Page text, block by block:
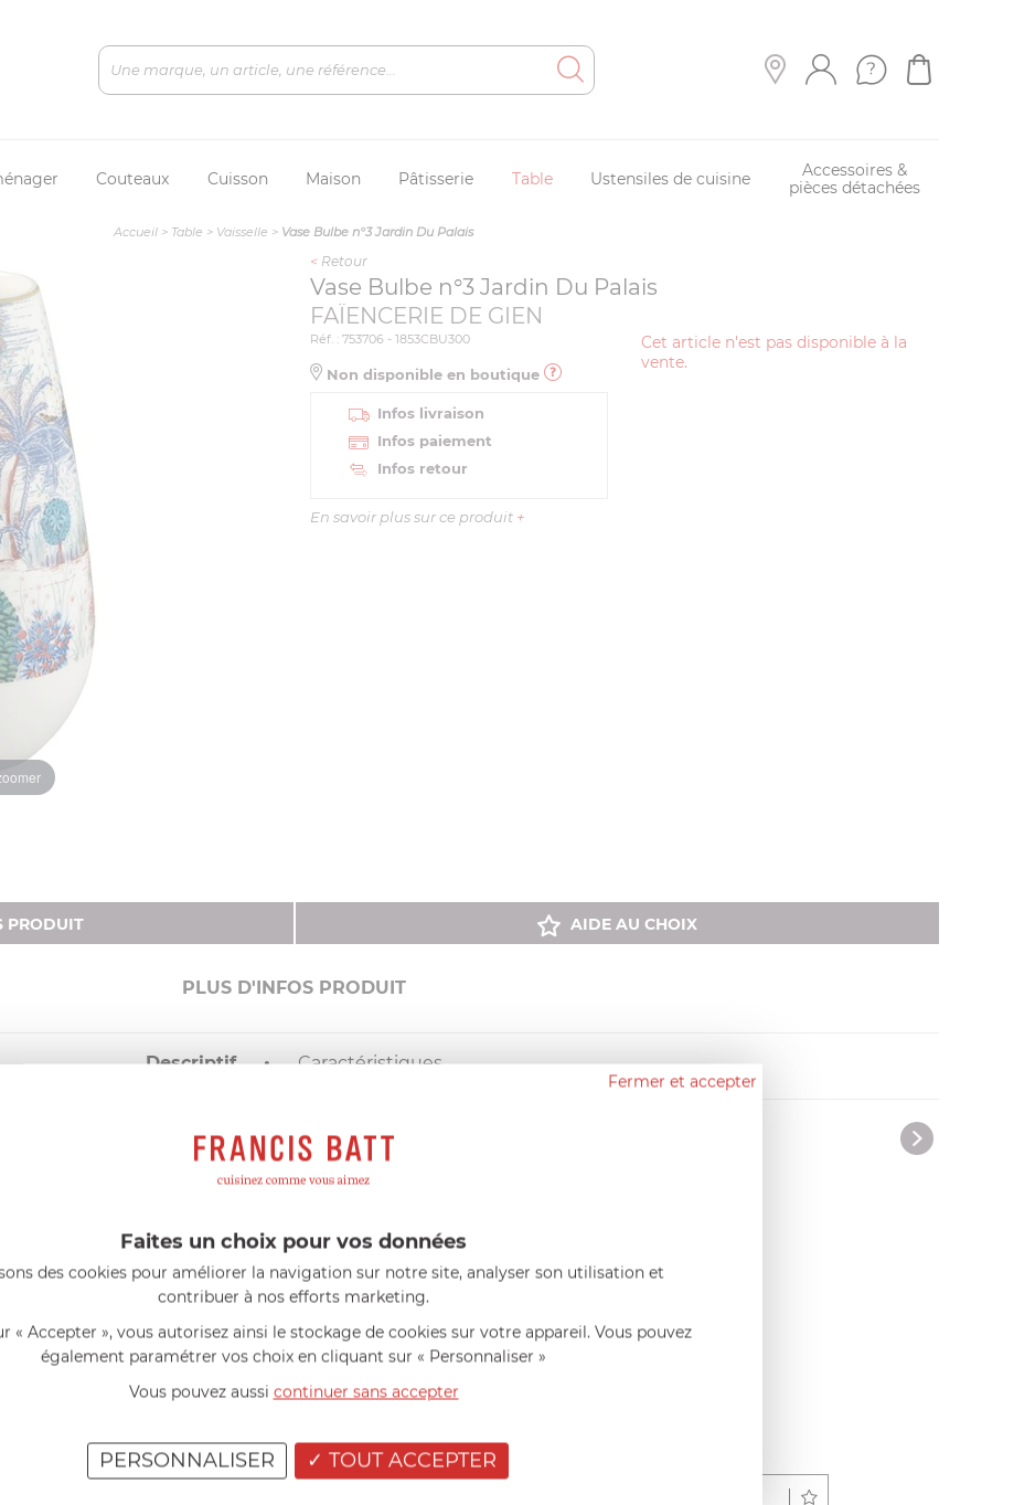
Couteaux Cuisson Maison Pâtisserie Table Ustensiles de cuisine
Accessoires &
pièces détachées
Accueil > Table > Vaisselle > Vase Bulbe n°3 Jardin Du Palais
< Retour
Vase Bulbe n°3 Jardin Du Palais
FAÏENCERIE DE GIEN
Cet article n'est pas disponible à la
vente.
Réf. : 753706 - 1853CBU300
Non disponible en boutique
Infos livraison
Infos paiement
Infos retour
En savoir plus sur ce produit +
PRODUIT AIDE AU CHOIX
PLUS D'INFOS PRODUIT
Descriptif Caractéristiques
DESCRIPTIF
AVIS CLIENT
RÉSUMÉ
(0)
(0)
Fermer et accepter
Faites un choix pour vos données
des cookies pour améliorer la navigation sur notre site, analyser son utilisation et
contribuer à nos efforts marketing.
« Accepter », vous autorisez ainsi le stockage de cookies sur votre appareil. Vous pouvez
également paramétrer vos choix en cliquant sur « Personnaliser »
Vous pouvez aussi continuer sans accepter
TOUT ACCEPTER
PERSONNALISER